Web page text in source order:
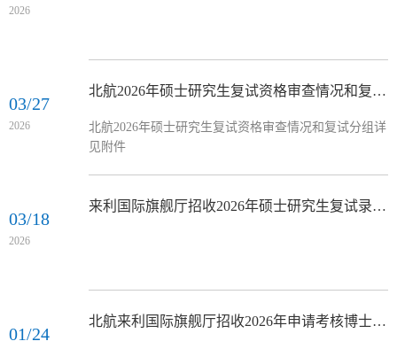
2026
03/27
2026
北航2026年硕士研究生复试资格审查情况和复试分组
北航2026年硕士研究生复试资格审查情况和复试分组详
见附件
03/18
2026
来利国际旗舰厅招收2026年硕士研究生复试录取工作方案
01/24
北航来利国际旗舰厅招收2026年申请考核博士研究生考核结果公示